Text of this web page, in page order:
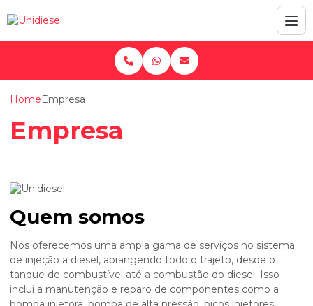
HomeEmpresa
Empresa
Quem somos
Nós oferecemos uma ampla gama de serviços no sistema
de injeção a diesel, abrangendo todo o trajeto, desde o
tanque de combustível até a combustão do diesel. Isso
inclui a manutenção e reparo de componentes como a